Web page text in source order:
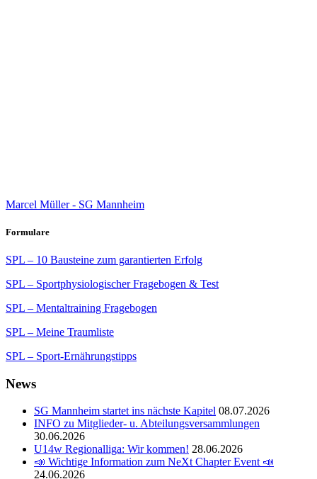
Marcel Müller - SG Mannheim
Formulare
SPL – 10 Bausteine zum garantierten Erfolg
SPL – Sportphysiologischer Fragebogen & Test
SPL – Mentaltraining Fragebogen
SPL – Meine Traumliste
SPL – Sport-Ernährungstipps
News
SG Mannheim startet ins nächste Kapitel 08.07.2026
INFO zu Mitglieder- u. Abteilungsversammlungen
30.06.2026
U14w Regionalliga: Wir kommen! 28.06.2026
📣 Wichtige Information zum NeXt Chapter Event 📣
24.06.2026